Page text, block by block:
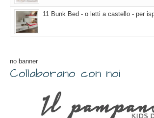
11 Bunk Bed - o letti a castello - per
no banner
Collaborano con noi